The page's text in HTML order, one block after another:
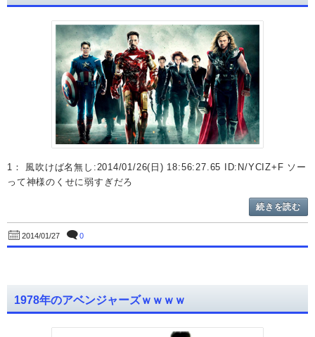
1： 風吹けば名無し:2014/01/26(日) 18:56:27.65 ID:N/YCIZ+F ソー
って神様のくせに弱すぎだろ
続きを読む
2014/01/27 0
1978年のアベンジャーズｗｗｗｗ